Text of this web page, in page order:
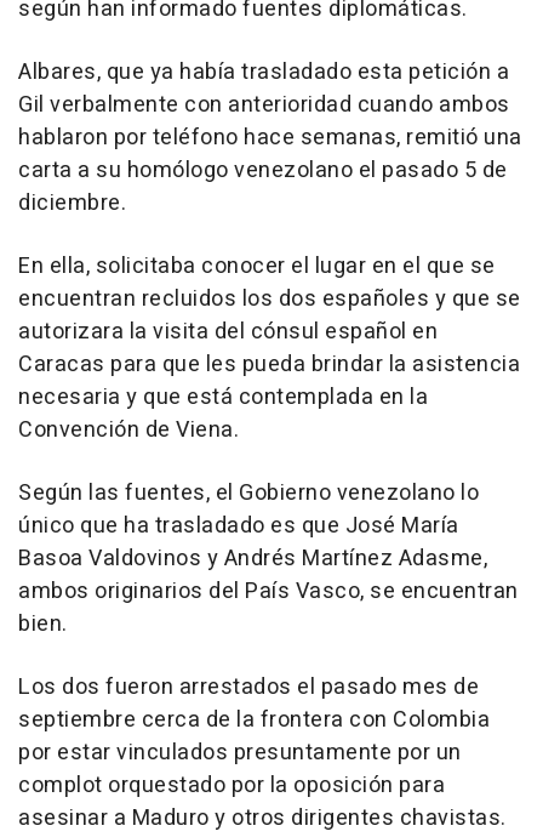
según han informado fuentes diplomáticas.
Albares, que ya había trasladado esta petición a
Gil verbalmente con anterioridad cuando ambos
hablaron por teléfono hace semanas, remitió una
carta a su homólogo venezolano el pasado 5 de
diciembre.
En ella, solicitaba conocer el lugar en el que se
encuentran recluidos los dos españoles y que se
autorizara la visita del cónsul español en
Caracas para que les pueda brindar la asistencia
necesaria y que está contemplada en la
Convención de Viena.
Según las fuentes, el Gobierno venezolano lo
único que ha trasladado es que José María
Basoa Valdovinos y Andrés Martínez Adasme,
ambos originarios del País Vasco, se encuentran
bien.
Los dos fueron arrestados el pasado mes de
septiembre cerca de la frontera con Colombia
por estar vinculados presuntamente por un
complot orquestado por la oposición para
asesinar a Maduro y otros dirigentes chavistas.